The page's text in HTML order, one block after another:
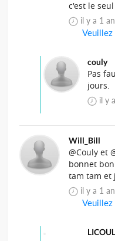
c'est le
il y a 1
Veuillez
couly
Pas
jours.
il y
Will_Bill
@Couly et
bonnet
tam tam et
il y a 1
Veuillez